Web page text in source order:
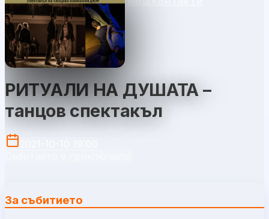
РИТУАЛИ НА ДУШАТА –
танцов спектакъл
За събитието